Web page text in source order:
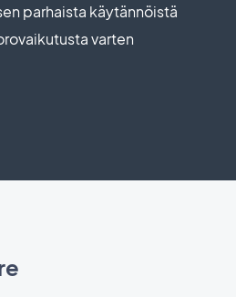
parhaista käytännöistä
varten